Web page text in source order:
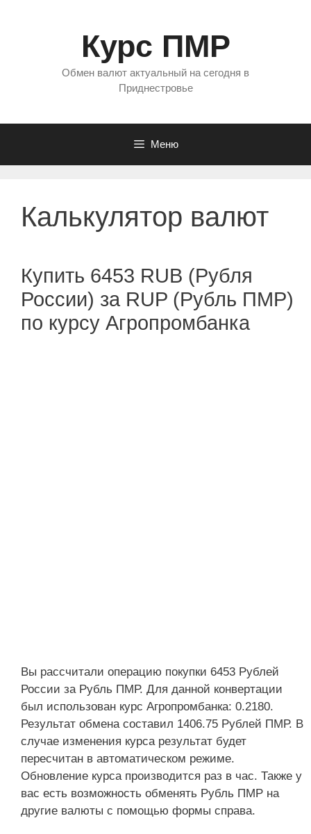
Курс ПМР
Обмен валют актуальный на сегодня в
Приднестровье
Меню
Калькулятор валют
Купить 6453 RUB (Рубля
России) за RUP (Рубль ПМР)
по курсу Агропромбанка
Вы рассчитали операцию покупки 6453 Рублей
России за Рубль ПМР. Для данной конвертации
был использован курс Агропромбанка: 0.2180.
Результат обмена составил 1406.75 Рублей ПМР. В
случае изменения курса результат будет
пересчитан в автоматическом режиме.
Обновление курса производится раз в час. Также у
вас есть возможность обменять Рубль ПМР на
другие валюты с помощью формы справа.